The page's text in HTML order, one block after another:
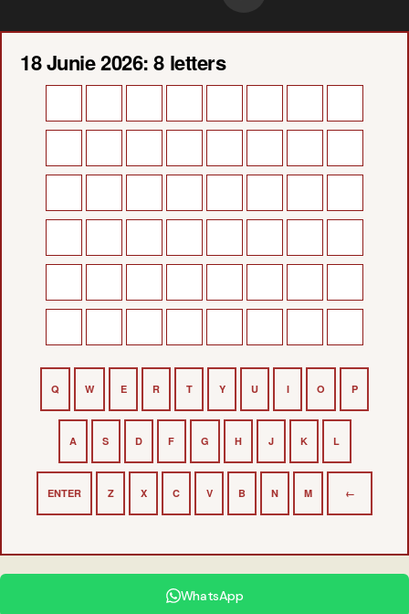
18 Junie 2026: 8 letters
Q W E R T Y U I O P
A S D F G H J K L
ENTER Z X C V B N M ←
WhatsApp